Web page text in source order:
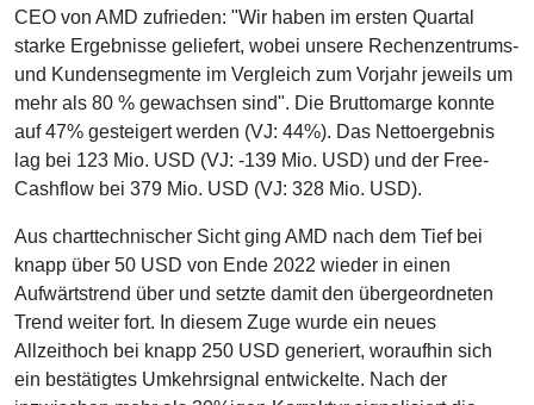
CEO von AMD zufrieden: "Wir haben im ersten Quartal
starke Ergebnisse geliefert, wobei unsere Rechenzentrums-
und Kundensegmente im Vergleich zum Vorjahr jeweils um
mehr als 80 % gewachsen sind". Die Bruttomarge konnte
auf 47% gesteigert werden (VJ: 44%). Das Nettoergebnis
lag bei 123 Mio. USD (VJ: -139 Mio. USD) und der Free-
Cashflow bei 379 Mio. USD (VJ: 328 Mio. USD).
Aus charttechnischer Sicht ging AMD nach dem Tief bei
knapp über 50 USD von Ende 2022 wieder in einen
Aufwärtstrend über und setzte damit den übergeordneten
Trend weiter fort. In diesem Zuge wurde ein neues
Allzeithoch bei knapp 250 USD generiert, woraufhin sich
ein bestätigtes Umkehrsignal entwickelte. Nach der